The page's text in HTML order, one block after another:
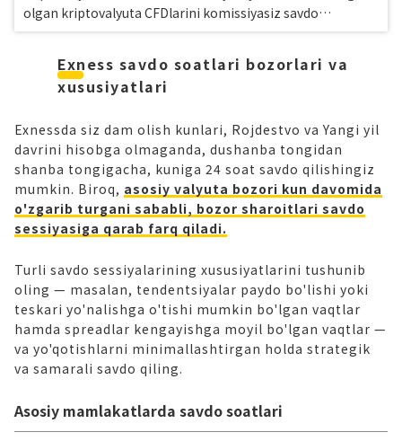
olgan kriptovalyuta CFDlarini komissiyasiz savdo
qilishingiz mumkin. Sanoat standartlaridan past spreadlar
365 kun savdo qilishingiz mumkin.
Exness savdo soatlari bozorlari va
xususiyatlari
Exnessda siz dam olish kunlari, Rojdestvo va Yangi yil
davrini hisobga olmaganda, dushanba tongidan
shanba tongigacha, kuniga 24 soat savdo qilishingiz
mumkin. Biroq, asosiy valyuta bozori kun davomida
o'zgarib turgani sababli, bozor sharoitlari savdo
sessiyasiga qarab farq qiladi.
Turli savdo sessiyalarining xususiyatlarini tushunib
oling — masalan, tendentsiyalar paydo bo'lishi yoki
teskari yo'nalishga o'tishi mumkin bo'lgan vaqtlar
hamda spreadlar kengayishga moyil bo'lgan vaqtlar —
va yo'qotishlarni minimallashtirgan holda strategik
va samarali savdo qiling.
Asosiy mamlakatlarda savdo soatlari